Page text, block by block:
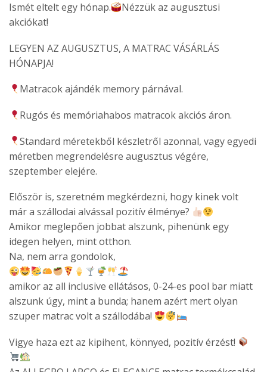
Ismét eltelt egy hónap.
Nézzük az augusztusi
akciókat!
LEGYEN AZ AUGUSZTUS, A MATRAC VÁSÁRLÁS
HÓNAPJA!
Matracok ajándék memory párnával.
Rugós és memóriahabos matracok akciós áron.
Standard méretekből készletről azonnal, vagy egyedi
méretben megrendelésre augusztus végére,
szeptember elejére.
Először is, szeretném megkérdezni, hogy kinek volt
már a szállodai alvással pozitív élménye?
Amikor meglepően jobbat alszunk, pihenünk egy
idegen helyen, mint otthon.
Na, nem arra gondolok,
amikor az all inclusive ellátásos, 0-24-es pool bar miatt
alszunk úgy, mint a bunda; hanem azért mert olyan
szuper matrac volt a szállodába!
Vigye haza ezt az kipihent, könnyed, pozitív érzést!